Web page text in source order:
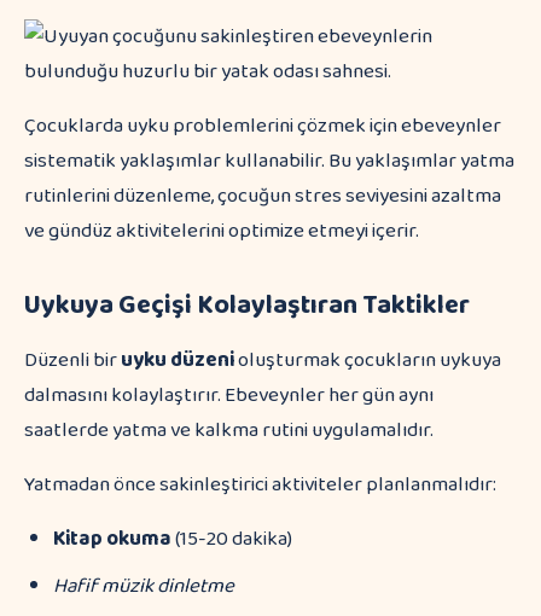
Çocuklarda uyku problemlerini çözmek için ebeveynler
sistematik yaklaşımlar kullanabilir. Bu yaklaşımlar yatma
rutinlerini düzenleme, çocuğun stres seviyesini azaltma
ve gündüz aktivitelerini optimize etmeyi içerir.
Uykuya Geçişi Kolaylaştıran Taktikler
Düzenli biruyku düzenioluşturmak çocukların uykuya
dalmasını kolaylaştırır. Ebeveynler her gün aynı
saatlerde yatma ve kalkma rutini uygulamalıdır.
Yatmadan önce sakinleştirici aktiviteler planlanmalıdır:
Kitap okuma(15-20 dakika)
Hafif müzik dinletme